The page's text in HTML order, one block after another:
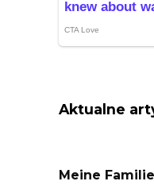
Aktualne
Meine